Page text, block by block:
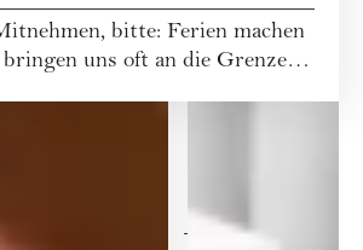
bitte: Ferien machen
uns oft an die Grenzen.